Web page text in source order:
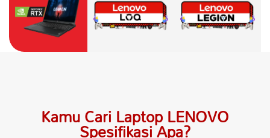
Kamu Cari Laptop LENOVO
Spesifikasi Apa?